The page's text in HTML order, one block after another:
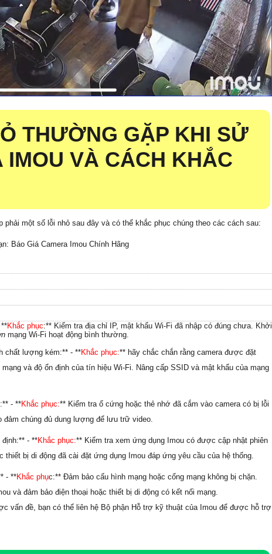
THƯỜNG GẶP KHI SỬ
IMOU VÀ CÁCH KHẮC
phải một số lỗi nhỏ sau đây và có thể khắc phục chúng theo các cách sau:
Báo Giá Camera Imou Chính Hãng
Khắc phục:** Kiểm tra địa chỉ IP, mật khẩu Wi-Fi đã nhập có đúng chưa. Khởi
mạng Wi-Fi hoạt động bình thường.
chất lượng kém:** - **Khắc phục:** hãy chắc chắn rằng camera được đặt
và độ ổn định của tín hiệu Wi-Fi. Nâng cấp SSID và mật khẩu của mạng
- **Khắc phục:** Kiểm tra ổ cứng hoặc thẻ nhớ đã cắm vào camera có bị lỗi
chúng đủ dung lượng để lưu trữ video.
định:** - **Khắc phục:** Kiểm tra xem ứng dụng Imou có được cập nhật phiên
bị di động đã cài đặt ứng dụng Imou đáp ứng yêu cầu của hệ thống.
- **Khắc phục:** Đảm bảo cấu hình mạng hoặc cổng mạng không bị chặn.
và đảm bảo điện thoại hoặc thiết bị di động có kết nối mạng.
vấn đề, bạn có thể liên hệ Bộ phận Hỗ trợ kỹ thuật của Imou để được hỗ trợ